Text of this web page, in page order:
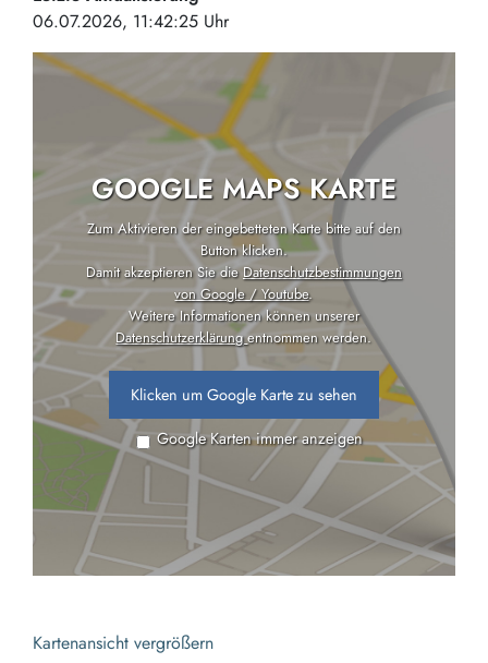
06.07.2026, 11:42:25 Uhr
GOOGLE MAPS KARTE
Zum Aktivieren der eingebetteten Karte bitte auf den
Button klicken.
Damit akzeptieren Sie dieDatenschutzbestimmungen
von Google / Youtube.
Weitere Informationen können unserer
Datenschutzerklärungentnommen werden.
Klicken um Google Karte zu sehen
Google Karten immer anzeigen
Kartenansicht vergrößern